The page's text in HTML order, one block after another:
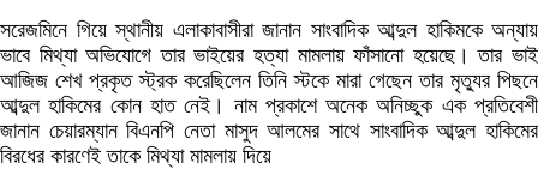
সরেজমিনে গিয়ে স্থানীয় এলাকাবাসীরা জানান সাংবাদিক আব্দুল হাকিমকে অন্যায়
ভাবে মিথ্যা অভিযোগে তার ভাইয়ের হত্যা মামলায় ফাঁসানো হয়েছে। তার ভাই
আজিজ শেখ প্রকৃত স্ট্রক করেছিলেন তিনি স্টকে মারা গেছেন তার মৃত্যুর পিছনে
আব্দুল হাকিমের কোন হাত নেই। নাম প্রকাশে অনেক অনিচ্ছুক এক প্রতিবেশী
জানান চেয়ারম্যান বিএনপি নেতা মাসুদ আলমের সাথে সাংবাদিক আব্দুল হাকিমের
বিরধের কারণেই তাকে মিথ্যা মামলায় দিয়ে